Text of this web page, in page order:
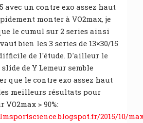
avec un contre exo assez haut
monter à VO2max, je
le cumul sur 2 series ainsi
bien les 3 series de 13×30/15
de l'étude. D'ailleur le
de Y Lemeur semble
que le contre exo assez haut
meilleurs résultats pour
VO2max > 90%:
2015/10/